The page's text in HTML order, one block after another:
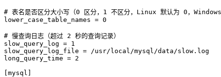
# 表名是否区分大小写（0 区分，1 不区分，Linux 默认为 0，
lower_case_table_names = 0
# 慢查询日志（超过 2 秒的查询记录）
slow_query_log = 1
slow_query_log_file
long_query_time = 2
[mysql]